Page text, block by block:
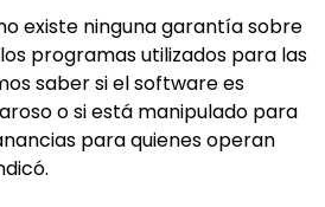
existe ninguna garantía sobre
programas utilizados para las
saber si el software es
o si está manipulado para
para quienes operan